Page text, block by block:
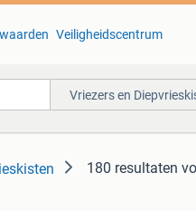
Veiligheidscentrum
Vriezers en
180 resultaten